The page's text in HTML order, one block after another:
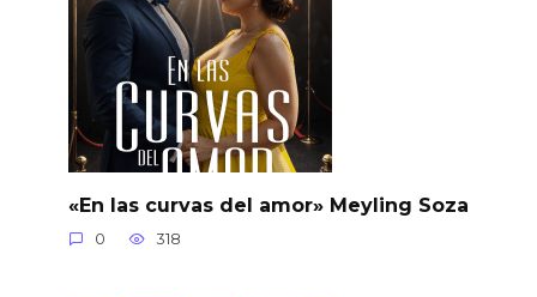
«En las curvas del amor» Meyling Soza
0 318